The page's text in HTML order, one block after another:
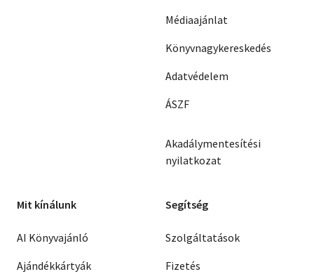
Médiaajánlat
Könyvnagykereskedés
Adatvédelem
ÁSZF
Akadálymentesítési
nyilatkozat
Mit kínálunk
AI Könyvajánló
Ajándékkártyák
Segítség
Szolgáltatások
Fizetés